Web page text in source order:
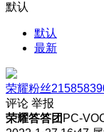
默认
默认
最新
荣耀粉丝
评论 举报
荣耀答答团 PC-